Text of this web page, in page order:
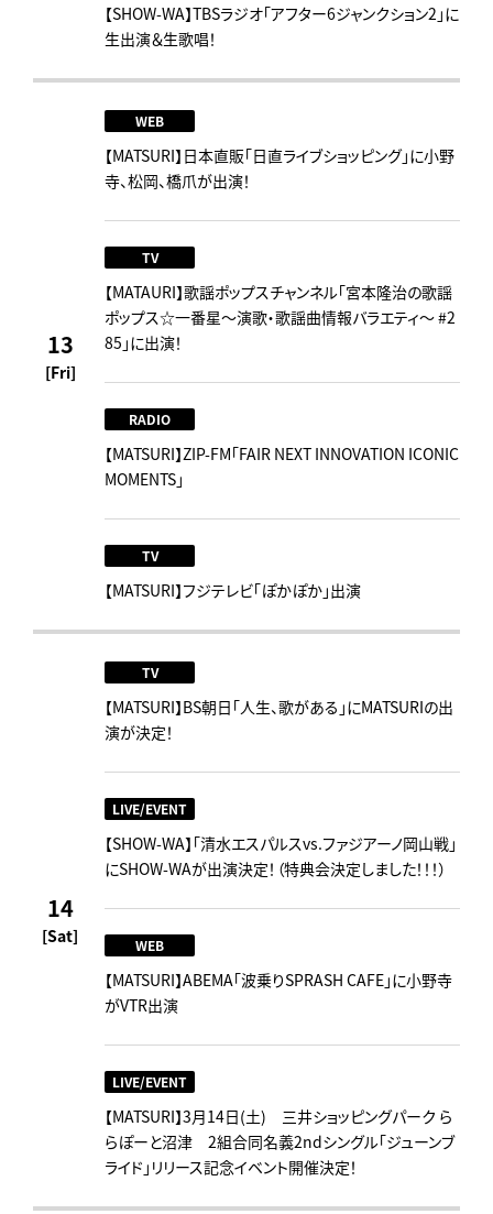
【SHOW-WA】TBSラジオ「アフター6ジャンクション2」に
生出演＆生歌唱！
13
[Fri]
WEB
【MATSURI】日本直販「日直ライブショッピング」に小野
寺、松岡、橋爪が出演！
TV
【MATAURI】歌謡ポップスチャンネル「宮本隆治の歌謡
ポップス☆一番星～演歌・歌謡曲情報バラエティ～ #2
85」に出演！
RADIO
【MATSURI】ZIP-FM「FAIR NEXT INNOVATION ICONIC
MOMENTS」
TV
【MATSURI】フジテレビ「ぽかぽか」出演
14
[Sat]
TV
【MATSURI】BS朝日「人生、歌がある」にMATSURIの出
演が決定！
LIVE/EVENT
【SHOW-WA】「清水エスパルスvs.ファジアーノ岡山戦」
にSHOW-WAが出演決定！（特典会決定しました！！！）
WEB
【MATSURI】ABEMA「波乗りSPRASH CAFE」に小野寺
がVTR出演
LIVE/EVENT
【MATSURI】3月14日(土) 三井ショッピングパーク ら
らぽーと沼津 2組合同名義2ndシングル「ジューンブ
ライド」リリース記念イベント開催決定！